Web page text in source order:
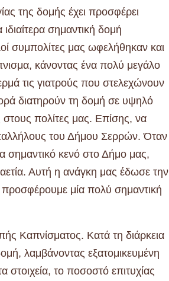
της δομής έχει προσφέρει
σημαντική δομή
συμπολίτες μας ωφελήθηκαν και
κάνοντας ένα πολύ μεγάλο
τις γιατρούς που στελεχώνουν
διατηρούν τη δομή σε υψηλό
πολίτες μας. Επίσης, να
του Δήμου Σερρών. Όταν
σημαντικό κενό στο Δήμο μας,
Αυτή η ανάγκη μας έδωσε την
μία πολύ σημαντική
Καπνίσματος. Κατά τη διάρκεια
λαμβάνοντας εξατομικευμένη
το ποσοστό επιτυχίας